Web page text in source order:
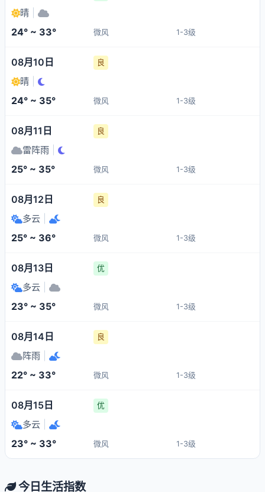
晴
24° ~ 33° 微风 1-3级
08月10日 良
晴
24° ~ 35° 微风 1-3级
08月11日 良
雷阵雨
25° ~ 35° 微风 1-3级
08月12日 良
多云
25° ~ 36° 微风 1-3级
08月13日 优
多云
23° ~ 35° 微风 1-3级
08月14日 良
阵雨
22° ~ 33° 微风 1-3级
08月15日 优
多云
23° ~ 33° 微风 1-3级
今日生活指数